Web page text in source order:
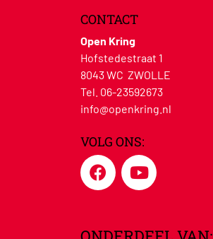
CONTACT
Open Kring
Hofstedestraat 1
8043 WC ZWOLLE
Tel. 06-23592673
info@openkring.nl
VOLG ONS: